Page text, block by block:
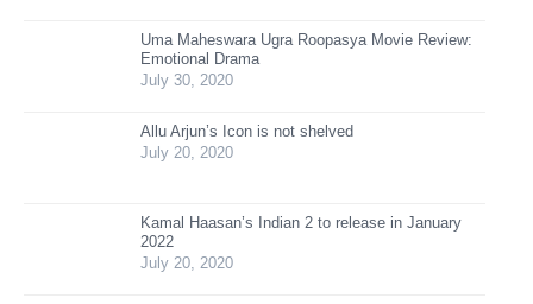
Uma Maheswara Ugra Roopasya Movie Review:
Emotional Drama
July 30, 2020
Allu Arjun’s Icon is not shelved
July 20, 2020
Kamal Haasan’s Indian 2 to release in January
2022
July 20, 2020